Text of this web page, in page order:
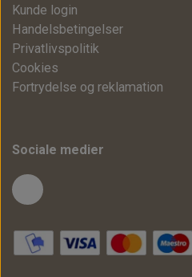
Kunde login
Handelsbetingelser
Privatlivspolitik
Cookies
Fortrydelse og reklamation
Sociale medier